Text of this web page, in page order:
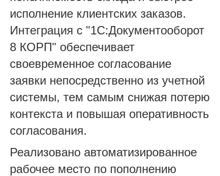
исполнение клиентских заказов.
Интеграция с "1С:Документооборот
8 КОРП" обеспечивает
своевременное согласование
заявки непосредственно из учетной
системы, тем самым снижая потерю
контекста и повышая оперативность
согласования.
Реализовано автоматизированное
рабочее место по пополнению